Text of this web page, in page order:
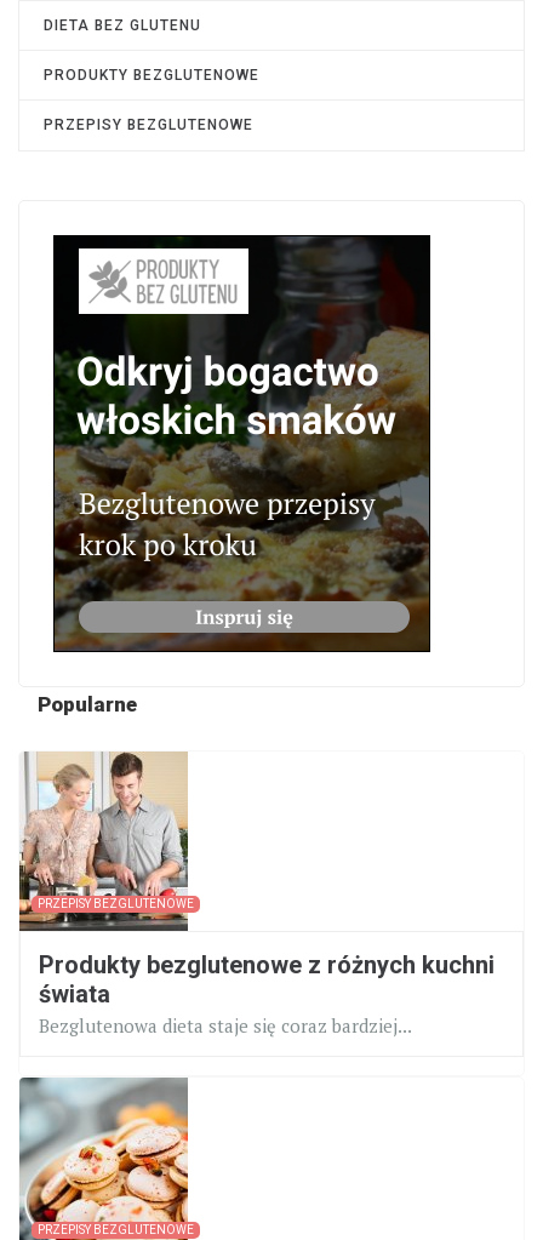
DIETA BEZ GLUTENU
PRODUKTY BEZGLUTENOWE
PRZEPISY BEZGLUTENOWE
Popularne
PRZEPISY BEZGLUTENOWE
Produkty bezglutenowe z różnych kuchni
świata
Bezglutenowa dieta staje się coraz bardziej...
PRZEPISY BEZGLUTENOWE